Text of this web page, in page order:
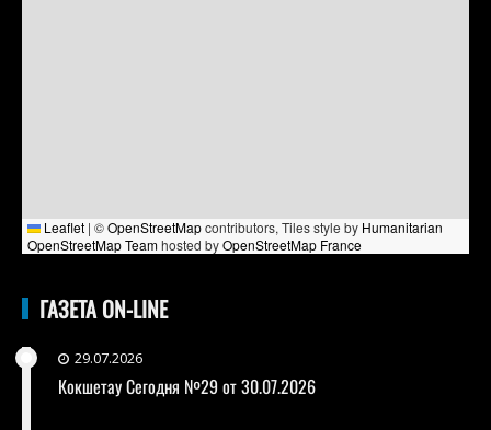
Leaflet | ©OpenStreetMapcontributors, Tiles style by Humanitarian
OpenStreetMap Teamhosted byOpenStreetMap France
ГАЗЕТА ON-LINE
29.07.2026
Кокшетау Сегодня №29 от 30.07.2026